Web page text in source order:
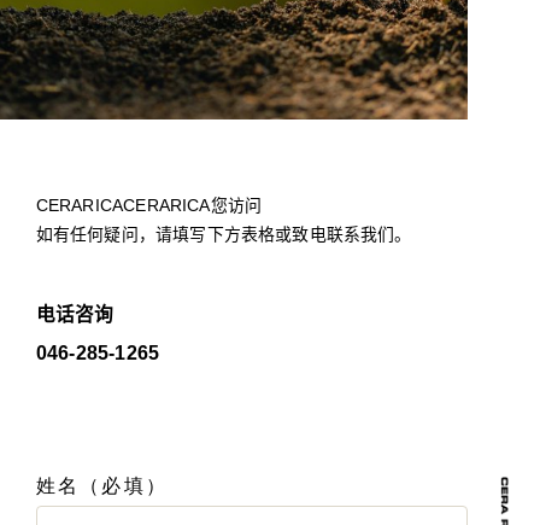
CERARICACERARICA您访问
如有任何疑问，请填写下方表格或致电联系我们。
电话咨询
046-285-1265
姓名（必填）